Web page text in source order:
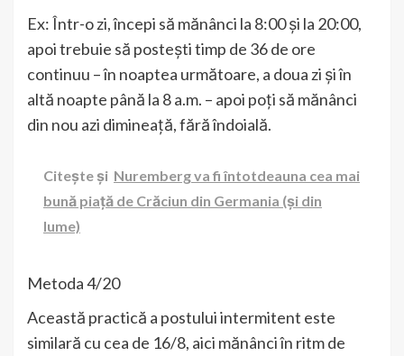
Ex: Într-o zi, începi să mănânci la 8:00 și la 20:00,
apoi trebuie să postești timp de 36 de ore
continuu – în noaptea următoare, a doua zi și în
altă noapte până la 8 a.m. – apoi poți să mănânci
din nou azi dimineață, fără îndoială.
Citește și Nuremberg va fi întotdeauna cea mai
bună piață de Crăciun din Germania (și din
lume)
Metoda 4/20
Această practică a postului intermitent este
similară cu cea de 16/8, aici mănânci în ritm de